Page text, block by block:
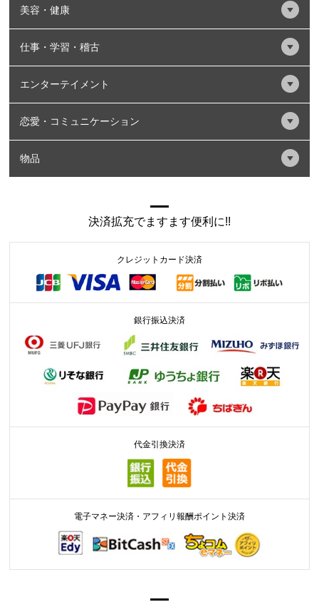
美容・健康
仕事・学習・稽古
エンターテイメント
恋愛・コミュニケーション
物品
決済拡充でますます便利に!!
クレジットカード決済
銀行振込決済
代金引換決済
電子マネー決済・アフィリ報酬ポイント決済